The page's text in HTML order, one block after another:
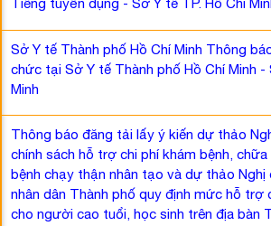
Tiếng tuyển dụng - Sở Y tế TP. Hồ Chí
Sở Y tế Thành phố Hồ Chí Minh Thông
chức tại Sở Y tế Thành phố Hồ Chí Minh -
Minh
Thông báo đăng tải lấy ý kiến dự thảo
chính sách hỗ trợ chi phí khám bệnh,
bệnh chạy thận nhân tạo và dự thảo Nghị
nhân dân Thành phố quy định mức hỗ trợ
cho người cao tuổi, học sinh trên địa bàn